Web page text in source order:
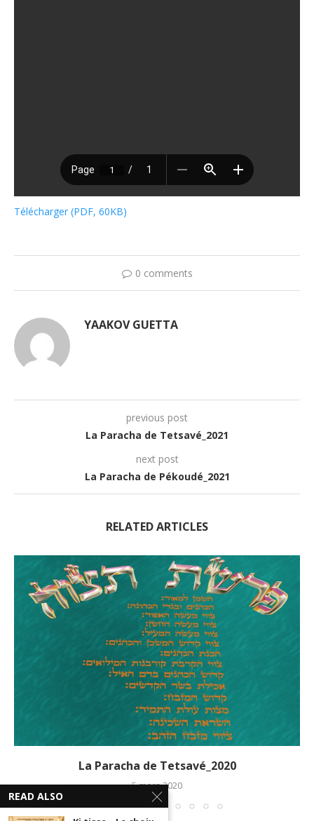
Télécharger (PDF, 60KB)
0 comments
YAAKOV GUETTA
previous post
La Paracha de Tetsavé_2021
next post
La Paracha de Pékoudé_2021
RELATED ARTICLES
La Paracha de Tetsavé_2020
5 mars 2020
READ ALSO